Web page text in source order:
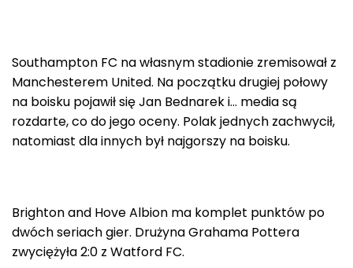
Southampton FC na własnym stadionie zremisował z
Manchesterem United. Na początku drugiej połowy
na boisku pojawił się Jan Bednarek i… media są
rozdarte, co do jego oceny. Polak jednych zachwycił,
natomiast dla innych był najgorszy na boisku.
Brighton and Hove Albion ma komplet punktów po
dwóch seriach gier. Drużyna Grahama Pottera
zwyciężyła 2:0 z Watford FC.